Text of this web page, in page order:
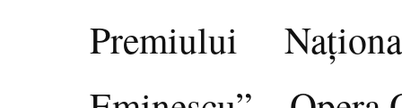
Premiului